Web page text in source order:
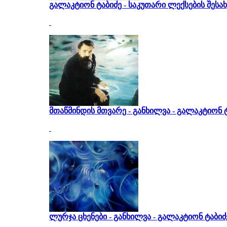
გალაკტიონ ტაბიძე - საკუთარი ლექსების
მთაწმინდის მთვარე - განხილვა - გალაკტიონ
ლურჯა ცხენები - განხილვა - გალაკტიონ